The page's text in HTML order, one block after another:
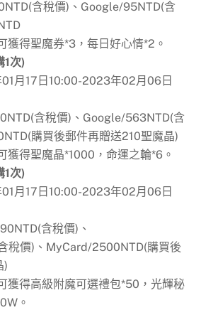
含稅價)、Google/95NTD(含
獲得聖魔券*3，每日好心情*2。
1次)
月17日10:00-2023年02月06日
含稅價)、Google/563NTD(含
購買後郵件再贈送210聖魔晶)
獲得聖魔晶*1000，命運之輪*6。
1次)
月17日10:00-2023年02月06日
含稅價)、
稅價)、MyCard/2500NTD(購買後
)
獲得高級附魔可選禮包*50，光輝秘
。